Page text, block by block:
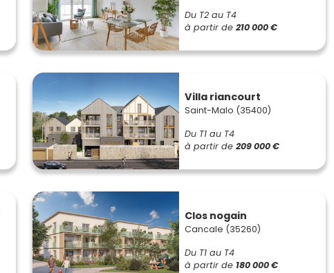
Du T2 au T4
à partir de 210 000 €
Villa riancourt
Saint-Malo (35400)
Du T1 au T4
à partir de 209 000 €
Clos nogain
Cancale (35260)
Du T1 au T4
à partir de 180 000 €